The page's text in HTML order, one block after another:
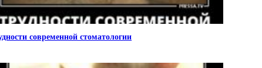
современной стоматологии